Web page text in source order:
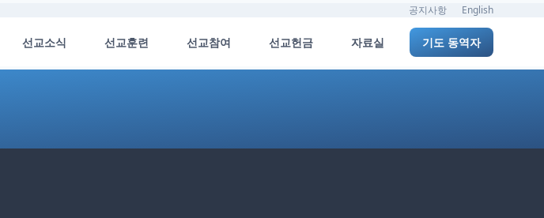
공지사항 English
선교소식 선교훈련 선교참여 선교헌금 자료실 기도 동역자